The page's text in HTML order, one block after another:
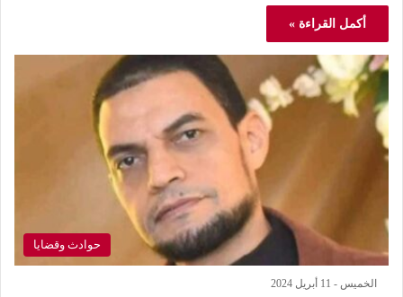
أكمل القراءة »
حوادث وقضايا
الخميس - 11 أبريل 2024